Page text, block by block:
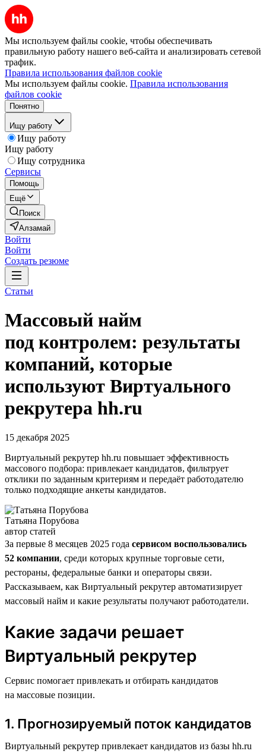
Мы используем файлы cookie, чтобы обеспечивать
правильную работу нашего веб-сайта и анализировать сетевой
трафик.
Правила использования файлов cookie
Мы используем файлы cookie. Правила использования
файлов cookie
Понятно
Ищу работу
Ищу работу
Ищу работу
Ищу сотрудника
Сервисы
Помощь
Ещё
Поиск
Алзамай
Войти
Войти
Создать резюме
Статьи
Массовый найм
под контролем: результаты
компаний, которые
используют Виртуального
рекрутера hh.ru
15 декабря 2025
Виртуальный рекрутер hh.ru повышает эффективность
массового подбора: привлекает кандидатов, фильтрует
отклики по заданным критериям и передаёт работодателю
только подходящие анкеты кандидатов.
Татьяна Порубова
автор статей
За первые 8 месяцев 2025 года сервисом воспользовались
52 компании, среди которых крупные торговые сети,
рестораны, федеральные банки и операторы связи.
Рассказываем, как Виртуальный рекрутер автоматизирует
массовый найм и какие результаты получают работодатели.
Какие задачи решает
Виртуальный рекрутер
Сервис помогает привлекать и отбирать кандидатов
на массовые позиции.
1. Прогнозируемый поток кандидатов
Виртуальный рекрутер привлекает кандидатов из базы hh.ru